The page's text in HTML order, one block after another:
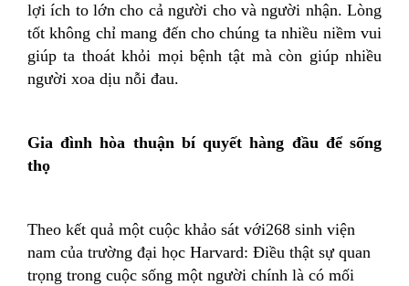
lợi ích to lớn cho cả người cho và người nhận. Lòng
tốt không chỉ mang đến cho chúng ta nhiều niềm vui
giúp ta thoát khỏi mọi bệnh tật mà còn giúp nhiều
người xoa dịu nỗi đau.
Gia đình hòa thuận bí quyết hàng đầu để sống
thọ
Theo kết quả một cuộc khảo sát với268 sinh viện
nam của trường đại học Harvard: Điều thật sự quan
trọng trong cuộc sống một người chính là có mối